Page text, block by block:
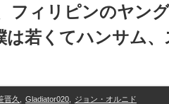
フィリピンのヤン
若くてハンサム、
晋久 Gladiator020 ジョン・オルニド